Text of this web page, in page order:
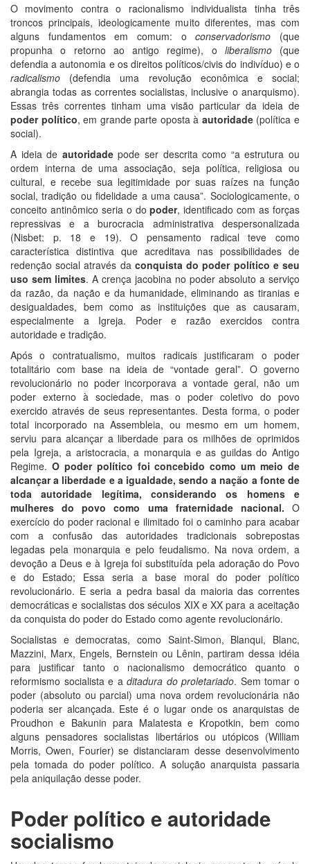
O movimento contra o racionalismo individualista tinha três
troncos principais, ideologicamente muito diferentes, mas com
alguns fundamentos em comum: oconservadorismo (que
propunha o retorno ao antigo regime), o liberalismo(que
defendia a autonomia e os direitos políticos/civis do indivíduo) e o
radicalismo (defendia uma revolução econômica e social;
abrangia todas as correntes socialistas, inclusive o anarquismo).
Essas três correntes tinham uma visão particular da ideia de
poder político, em grande parte oposta à autoridade(política e
social).
A ideia de autoridadepode ser descrita como “a estrutura ou
ordem interna de uma associação, seja política, religiosa ou
cultural, e recebe sua legitimidade por suas raízes na função
social, tradição ou fidelidade a uma causa”. Sociologicamente, o
conceito antinômico seria o dopoder, identificado com as forças
repressivas e a burocracia administrativa despersonalizada
(Nisbet: p. 18 e 19). O pensamento radical teve como
característica distintiva que acreditava nas possibilidades de
redenção social através da conquista do poder político e seu
uso sem limites. A crença jacobina no poder absoluto a serviço
da razão, da nação e da humanidade, eliminando as tiranias e
desigualdades, bem como as instituições que as causaram,
especialmente a Igreja. Poder e razão exercidos contra
autoridade e tradição.
Após o contratualismo, muitos radicais justificaram o poder
totalitário com base na ideia de “vontade geral”. O governo
revolucionário no poder incorporava a vontade geral, não um
poder externo à sociedade, mas o poder coletivo do povo
exercido através de seus representantes. Desta forma, o poder
total incorporado na Assembleia, ou mesmo em um homem,
serviu para alcançar a liberdade para os milhões de oprimidos
pela Igreja, a aristocracia, a monarquia e as guildas do Antigo
Regime. O poder político foi concebido como um meio de
alcançar a liberdade e a igualdade, sendo a nação a fonte de
toda autoridade legítima, considerando os homens e
mulheres do povo como uma fraternidade nacional. O
exercício do poder racional e ilimitado foi o caminho para acabar
com a confusão das autoridades tradicionais sobrepostas
legadas pela monarquia e pelo feudalismo. Na nova ordem, a
devoção a Deus e à Igreja foi substituída pela adoração do Povo
e do Estado; Essa seria a base moral do poder político
revolucionário. E seria a pedra basal da maioria das correntes
democráticas e socialistas dos séculos XIX e XX para a aceitação
da conquista do poder do Estado como agente revolucionário.
Socialistas e democratas, como Saint-Simon, Blanqui, Blanc,
Mazzini, Marx, Engels, Bernstein ou Lênin, partiram dessa idéia
para justificar tanto o nacionalismo democrático quanto o
reformismo socialista e aditadura do proletariado. Sem tomar o
poder (absoluto ou parcial) uma nova ordem revolucionária não
poderia ser alcançada. Este é o lugar onde os anarquistas de
Proudhon e Bakunin para Malatesta e Kropotkin, bem como
alguns pensadores socialistas libertários ou utópicos (William
Morris, Owen, Fourier) se distanciaram desse desenvolvimento
pela tomada do poder político. A solução anarquista passaria
pela aniquilação desse poder.
Poder político e autoridade
socialismo